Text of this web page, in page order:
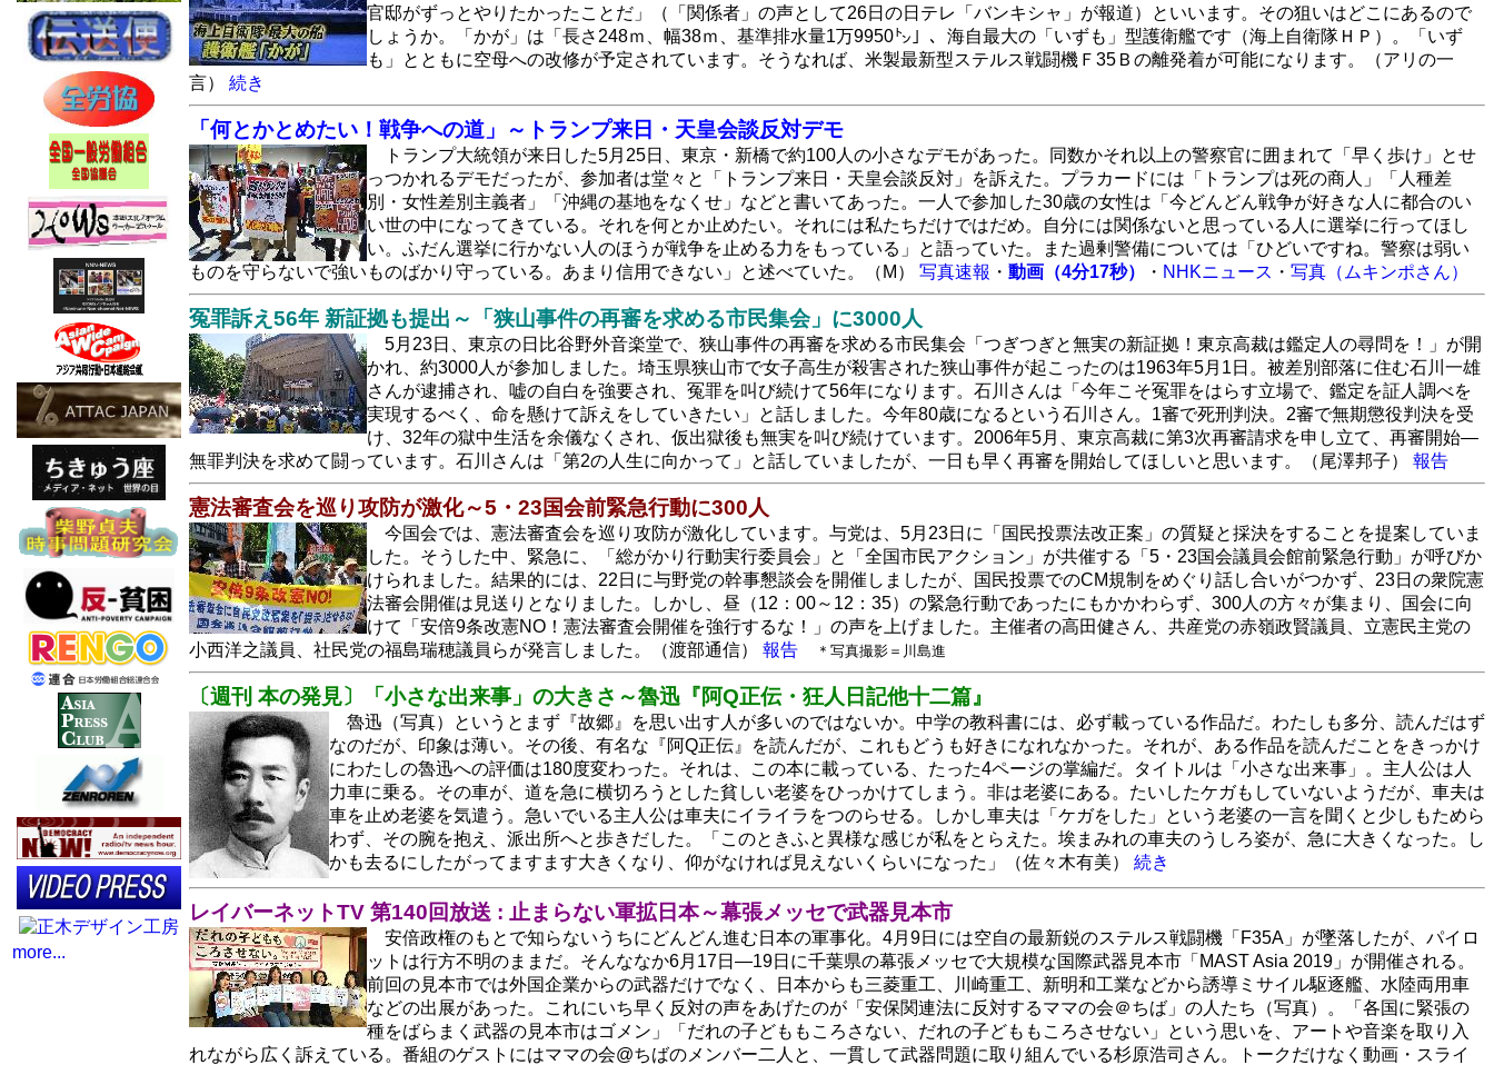
more...
官邸がずっとやりたかったことだ」（「関係者」の声として26日の日テレ「バンキシャ」が報道）といいます。その狙いはどこにあるので
しょうか。「かが」は「長さ248ｍ、幅38ｍ、基準排水量1万9950㌧」、海自最大の「いずも」型護衛艦です（海上自衛隊ＨＰ）。「いず
も」とともに空母への改修が予定されています。そうなれば、米製最新型ステルス戦闘機Ｆ35Ｂの離発着が可能になります。（アリの一
言） 続き
「何とかとめたい！戦争への道」～トランプ来日・天皇会談反対デモ
トランプ大統領が来日した5月25日、東京・新橋で約100人の小さなデモがあった。同数かそれ以上の警察官に囲まれて「早く歩け」とせ
っつかれるデモだったが、参加者は堂々と「トランプ来日・天皇会談反対」を訴えた。プラカードには「トランプは死の商人」「人種差
別・女性差別主義者」「沖縄の基地をなくせ」などと書いてあった。一人で参加した30歳の女性は「今どんどん戦争が好きな人に都合のい
い世の中になってきている。それを何とか止めたい。それには私たちだけではだめ。自分には関係ないと思っている人に選挙に行ってほし
い。ふだん選挙に行かない人のほうが戦争を止める力をもっている」と語っていた。また過剰警備については「ひどいですね。警察は弱い
ものを守らないで強いものばかり守っている。あまり信用できない」と述べていた。（M） 写真速報 ・ 動画（4分17秒） ・ NHKニュース ・ 写真（ムキンポさん）
冤罪訴え56年 新証拠も提出～「狭山事件の再審を求める市民集会」に3000人
5月23日、東京の日比谷野外音楽堂で、狭山事件の再審を求める市民集会「つぎつぎと無実の新証拠！東京高裁は鑑定人の尋問を！」が開
かれ、約3000人が参加しました。埼玉県狭山市で女子高生が殺害された狭山事件が起こったのは1963年5月1日。被差別部落に住む石川一雄
さんが逮捕され、嘘の自白を強要され、冤罪を叫び続けて56年になります。石川さんは「今年こそ冤罪をはらす立場で、鑑定を証人調べを
実現するべく、命を懸けて訴えをしていきたい」と話しました。今年80歳になるという石川さん。1審で死刑判決。2審で無期懲役判決を受
け、32年の獄中生活を余儀なくされ、仮出獄後も無実を叫び続けています。2006年5月、東京高裁に第3次再審請求を申し立て、再審開始―
無罪判決を求めて闘っています。石川さんは「第2の人生に向かって」と話していましたが、一日も早く再審を開始してほしいと思います。（尾澤邦子） 報告
憲法審査会を巡り攻防が激化～5・23国会前緊急行動に300人
今国会では、憲法審査会を巡り攻防が激化しています。与党は、5月23日に「国民投票法改正案」の質疑と採決をすることを提案していま
した。そうした中、緊急に、「総がかり行動実行委員会」と「全国市民アクション」が共催する「5・23国会議員会館前緊急行動」が呼びか
けられました。結果的には、22日に与野党の幹事懇談会を開催しましたが、国民投票でのCM規制をめぐり話し合いがつかず、23日の衆院憲
法審会開催は見送りとなりました。しかし、昼（12：00～12：35）の緊急行動であったにもかかわらず、300人の方々が集まり、国会に向
けて「安倍9条改憲NO！憲法審査会開催を強行するな！」の声を上げました。主催者の高田健さん、共産党の赤嶺政賢議員、立憲民主党の
小西洋之議員、社民党の福島瑞穂議員らが発言しました。（渡部通信） 報告 ＊写真撮影＝川島進
〔週刊 本の発見〕「小さな出来事」の大きさ～魯迅『阿Q正伝・狂人日記他十二篇』
魯迅（写真）というとまず『故郷』を思い出す人が多いのではないか。中学の教科書には、必ず載っている作品だ。わたしも多分、読んだはず
なのだが、印象は薄い。その後、有名な『阿Q正伝』を読んだが、これもどうも好きになれなかった。それが、ある作品を読んだことをきっかけ
にわたしの魯迅への評価は180度変わった。それは、この本に載っている、たった4ページの掌編だ。タイトルは「小さな出来事」。主人公は人
力車に乗る。その車が、道を急に横切ろうとした貧しい老婆をひっかけてしまう。非は老婆にある。たいしたケガもしていないようだが、車夫は
車を止め老婆を気遣う。急いでいる主人公は車夫にイライラをつのらせる。しかし車夫は「ケガをした」という老婆の一言を聞くと少しもためら
わず、その腕を抱え、派出所へと歩きだした。「このときふと異様な感じが私をとらえた。埃まみれの車夫のうしろ姿が、急に大きくなった。し
かも去るにしたがってますます大きくなり、仰がなければ見えないくらいになった」（佐々木有美） 続き
レイバーネットTV 第140回放送 : 止まらない軍拡日本～幕張メッセで武器見本市
安倍政権のもとで知らないうちにどんどん進む日本の軍事化。4月9日には空自の最新鋭のステルス戦闘機「F35A」が墜落したが、パイロ
ットは行方不明のままだ。そんななか6月17日―19日に千葉県の幕張メッセで大規模な国際武器見本市「MAST Asia 2019」が開催される。
前回の見本市では外国企業からの武器だけでなく、日本からも三菱重工、川崎重工、新明和工業などから誘導ミサイル駆逐艦、水陸両用車
などの出展があった。これにいち早く反対の声をあげたのが「安保関連法に反対するママの会＠ちば」の人たち（写真）。「各国に緊張の
種をばらまく武器の見本市はゴメン」「だれの子どももころさない、だれの子どももころさせない」という思いを、アートや音楽を取り入
れながら広く訴えている。番組のゲストにはママの会@ちばのメンバー二人と、一貫して武器問題に取り組んでいる杉原浩司さん。トークだけなく動画・スライ